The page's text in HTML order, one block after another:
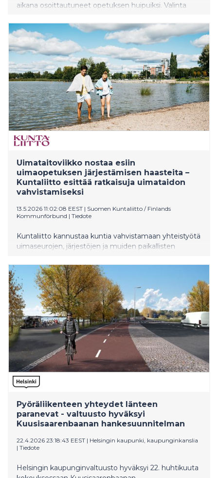
aikana osoittautuneet opetuksen huipuiksi. Valinta
palautteen perusteella. Lukuvuoden 2025–2026
parhaiksi valittiin sosiaali- ja terveysalalta Jussi Luoma,
tekniikasta Onni Pyhälahti ja liiketaloudesta Tero
Ulvinen
Uimataitoviikko nostaa esiin
uimaopetuksen järjestämisen haasteita –
Kuntaliitto esittää ratkaisuja uimataidon
vahvistamiseksi
13.5.2026 11:02:08 EEST | Suomen Kuntaliitto / Finlands
Kommunförbund | Tiedote
Kuntaliitto kannustaa kuntia vahvistamaan yhteistyötä
uimaseurojen, järjestöjen ja muiden paikallisten
mahdollista myös koulupäivän ulkopuolella. Ratkaisuja
voivat olla esimerkiksi rantauimakoulut, pop up -
uimakoulut, uimakorttilainaukset sekä luonnonvesissä
toteutettava vesiturvallisuusopetus.
Pyöräliikenteen yhteydet länteen
paranevat - valtuusto hyväksyi
Kuusisaarenbaanan hankesuunnitelman
22.4.2026 23:18:43 EEST | Helsingin kaupunki, kaupunginkanslia
| Tiedote
Helsingin kaupunginvaltuusto hyväksyi 22. huhtikuuta